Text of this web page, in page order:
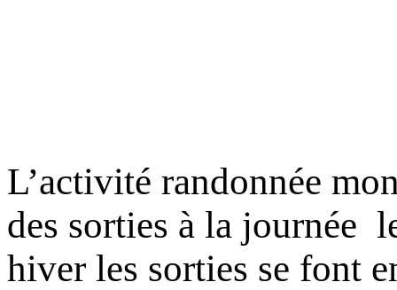
L’activité randonnée
des sorties à la journée
hiver les sorties se font